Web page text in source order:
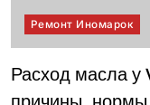
Ремонт Иномарок
Расход масла у